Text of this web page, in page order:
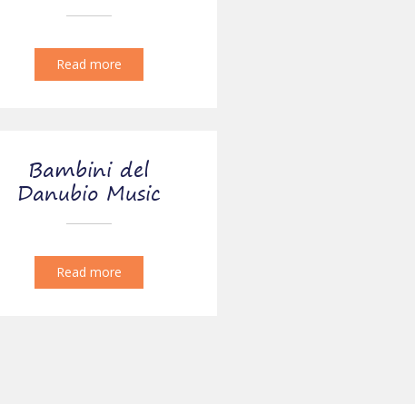
Read more
Bambini del
Danubio Music
Read more